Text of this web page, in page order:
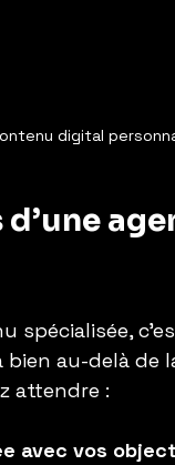
digital
spécialisée,
au-delà de
attendre :
avec vos